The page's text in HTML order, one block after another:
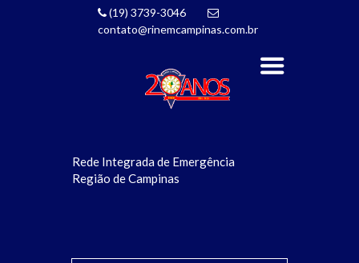
(19) 3739-3046
contato@rinemcampinas.com.br
Rede Integrada de Emergência
Região de Campinas